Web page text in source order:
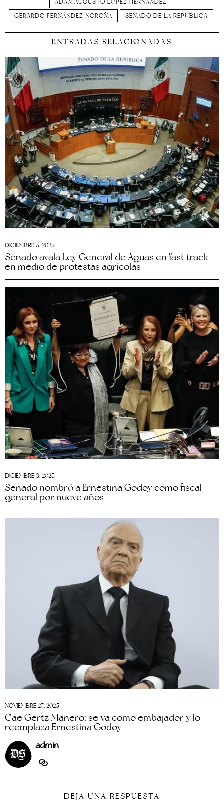
ADÁN AUGUSTO LÓPEZ HERNÁNDEZ
GERARDO FERNÁNDEZ NOROÑA
SENADO DE LA REPÚBLICA
ENTRADAS RELACIONADAS
DICIEMBRE 5, 2025
Senado avala Ley General de Aguas en fast track
en medio de protestas agrícolas
DICIEMBRE 3, 2025
Senado nombró a Ernestina Godoy como fiscal
general por nueve años
NOVIEMBRE 27, 2025
Cae Gertz Manero; se va como embajador y lo
reemplaza Ernestina Godoy
admin
DEJA UNA RESPUESTA